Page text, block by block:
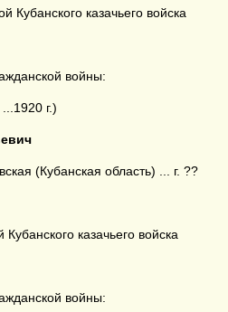
Кубанского казачьего войска
войны:
г.)
(Кубанская область) ... г. ??
казачьего войска
войны: